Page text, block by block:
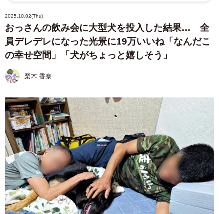
2025.10.02(Thu)
おっさんの飲み会に大型犬を投入した結果… 全
員デレデレになった光景に19万いいね「なんだこ
の幸せ空間」「犬がちょっと嬉しそう」
梨木 香奈